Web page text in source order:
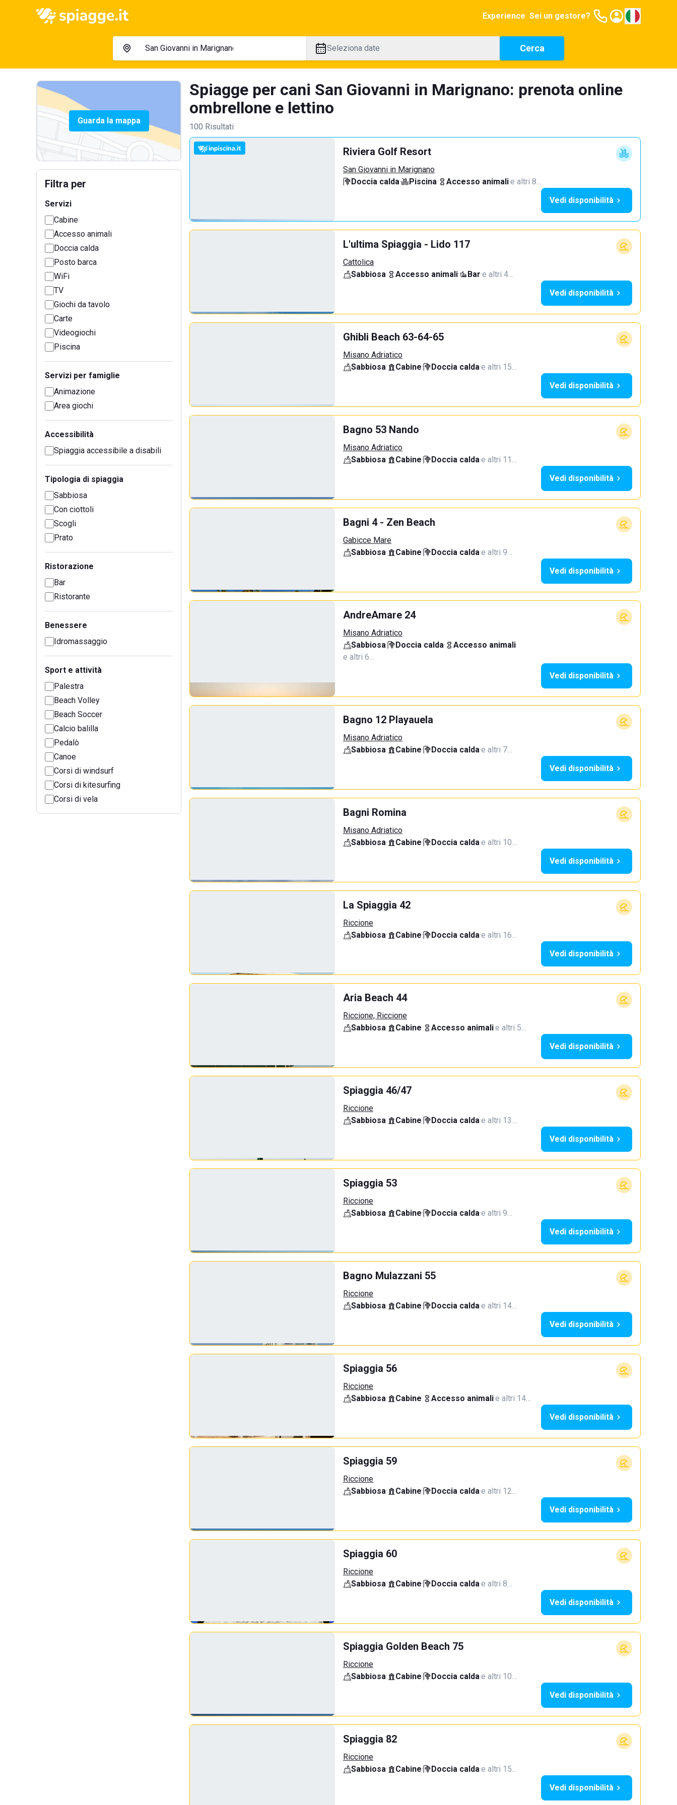
Experience Sei un gestore?
Seleziona date Cerca
Guarda la mappa
Filtra per
Servizi
Cabine
Accesso animali
Doccia calda
Posto barca
WiFi
TV
Giochi da tavolo
Carte
Videogiochi
Piscina
Servizi per famiglie
Animazione
Area giochi
Accessibilità
Spiaggia accessibile a disabili
Tipologia di spiaggia
Sabbiosa
Con ciottoli
Scogli
Prato
Ristorazione
Bar
Ristorante
Benessere
Idromassaggio
Sport e attività
Palestra
Beach Volley
Beach Soccer
Calcio balilla
Pedalò
Canoe
Corsi di windsurf
Corsi di kitesurfing
Corsi di vela
Spiagge per cani San Giovanni in Marignano: prenota online
ombrellone e lettino
100 Risultati
Riviera Golf Resort
San Giovanni in Marignano
Doccia calda· Piscina· Accesso animali·e altri 8…
Vedi disponibilità
L'ultima Spiaggia - Lido 117
Cattolica
Sabbiosa· Accesso animali· Bar·e altri 4…
Vedi disponibilità
Ghibli Beach 63-64-65
Misano Adriatico
Sabbiosa· Cabine· Doccia calda·e altri 15…
Vedi disponibilità
Bagno 53 Nando
Misano Adriatico
Sabbiosa· Cabine· Doccia calda·e altri 11…
Vedi disponibilità
Bagni 4 - Zen Beach
Gabicce Mare
Sabbiosa· Cabine· Doccia calda·e altri 9…
Vedi disponibilità
AndreAmare 24
Misano Adriatico
Sabbiosa· Doccia calda· Accesso animali·
e altri 6…
Vedi disponibilità
Bagno 12 Playauela
Misano Adriatico
Sabbiosa· Cabine· Doccia calda·e altri 7…
Vedi disponibilità
Bagni Romina
Misano Adriatico
Sabbiosa· Cabine· Doccia calda·e altri 10…
Vedi disponibilità
La Spiaggia 42
Riccione
Sabbiosa· Cabine· Doccia calda·e altri 16…
Vedi disponibilità
Aria Beach 44
Riccione, Riccione
Sabbiosa· Cabine· Accesso animali·e altri 5…
Vedi disponibilità
Spiaggia 46/47
Riccione
Sabbiosa· Cabine· Doccia calda·e altri 13…
Vedi disponibilità
Spiaggia 53
Riccione
Sabbiosa· Cabine· Doccia calda·e altri 9…
Vedi disponibilità
Bagno Mulazzani 55
Riccione
Sabbiosa· Cabine· Doccia calda·e altri 14…
Vedi disponibilità
Spiaggia 56
Riccione
Sabbiosa· Cabine· Accesso animali·e altri 14…
Vedi disponibilità
Spiaggia 59
Riccione
Sabbiosa· Cabine· Doccia calda·e altri 12…
Vedi disponibilità
Spiaggia 60
Riccione
Sabbiosa· Cabine· Doccia calda·e altri 8…
Vedi disponibilità
Spiaggia Golden Beach 75
Riccione
Sabbiosa· Cabine· Doccia calda·e altri 10…
Vedi disponibilità
Spiaggia 82
Riccione
Sabbiosa· Cabine· Doccia calda·e altri 15…
Vedi disponibilità